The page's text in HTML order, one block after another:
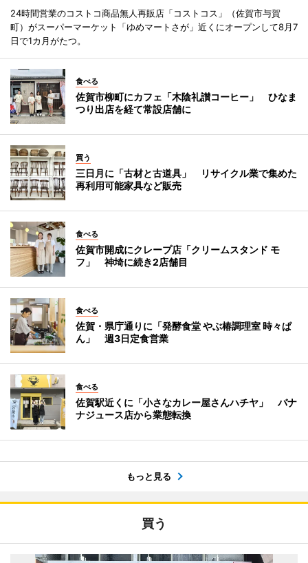
24時間営業のコストコ商品無人再販店「コストコス」（佐賀市与賀
町）がスーパーマーケット「ゆめマートさが」近くにオープンして8月7
日で1カ月がたつ。
食べる
佐賀市柳町にカフェ「木陰礼讃コーヒー」 ひなま
つり出店を経て常設店舗に
買う
三日月に「古材と古道具」 リサイクル業で集めた
再利用可能家具など販売
食べる
佐賀市開成にクレープ店「クリームスタンド モ
フ」 神埼に続き2店舗目
食べる
佐賀・県庁通りに「発酵食堂 やぶ椿調理室 時々ぱ
ん」 週3日定食営業
食べる
佐賀駅近くに「小さなカレー屋さんハチヤ」 バナ
ナジュース店から業態転換
もっと見る
買う